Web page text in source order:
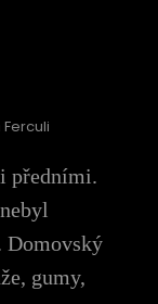
předními.
Domovský
gumy,